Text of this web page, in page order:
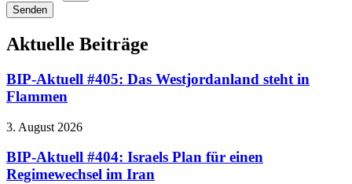
Senden
Aktuelle Beiträge
BIP-Aktuell #405: Das Westjordanland steht in
Flammen
3. August 2026
BIP-Aktuell #404: Israels Plan für einen
Regimewechsel im Iran